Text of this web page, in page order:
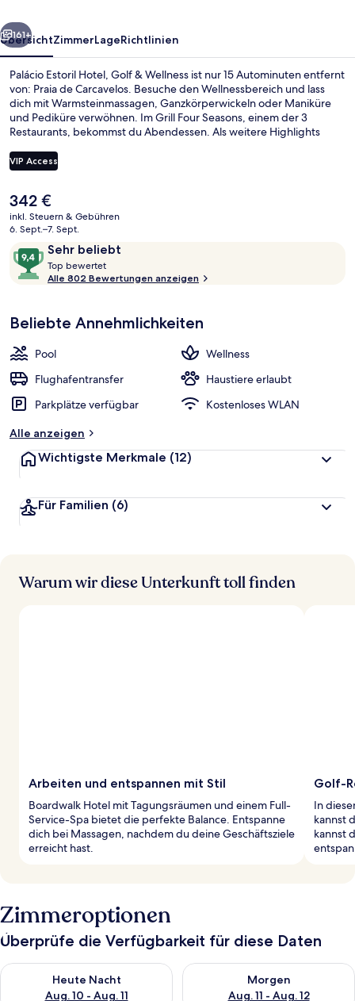
Weiter
161+
ÜbersichtZimmerLageRichtlinien
Palácio Estoril Hotel, Golf & Wellness ist nur 15 Autominuten entfernt
von: Praia de Carcavelos. Besuche den Wellnessbereich und lass
dich mit Warmsteinmassagen, Ganzkörperwickeln oder Maniküre
und Pediküre verwöhnen. Im Grill Four Seasons, einem der 3
Restaurants, bekommst du Abendessen. Als weitere Highlights
und einen Fitnessbereich. Andere Reisende lieben das hilfsbereite
Personal.
VIP Access
Der
aktuelle
Preis
342 €.
342 €
inkl. Steuern & Gebühren
6. Sept.–7. Sept.
Bewertungen
Sehr beliebt
9,4
von
10,
beliebt
Top bewertet
o
b
r
e
Alle 802 Bewertungen anzeigen
Beliebte Annehmlichkeiten
Pool
Wellness
Flughafentransfer
Haustiere erlaubt
Parkplätze verfügbar
Kostenloses WLAN
Alle anzeigen
Wichtigste Merkmale (12)
Für Familien (6)
Warum wir diese Unterkunft toll finden
Arbeiten und entspannen mit Stil
Boardwalk Hotel mit Tagungsräumen und einem Full-
Service-Spa bietet die perfekte Balance. Entspanne
dich bei Massagen, nachdem du deine Geschäftsziele
erreicht hast.
Golf-
In
kannst
kannst
Zimmeroptionen
Überprüfe die Verfügbarkeit für diese Daten
Heute Nacht
Aug. 10 - Aug. 11
Überprüfe die Verfügbarkeit für heute Nacht, Aug. 10 - Aug.
Morgen
Aug. 11 - Aug. 12
Überprüfe die Verfügbarkeit